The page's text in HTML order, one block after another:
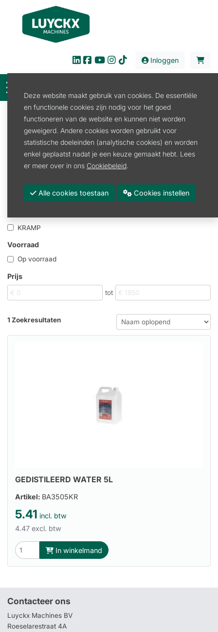
Inloggen
Filter
Verkoop Accu en laders
Accu en laders
Promoties
KRAMP
Voorraad
Op voorraad
Prijs
tot
1 Zoekresultaten
GEDISTILEERD WATER 5L
Artikel: BA3505KR
5.41 incl. btw
4.47 excl. btw
In winkelmand
Contacteer ons
Luyckx Machines BV
Roeselarestraat 4A
Deze website maakt gebruik van cookies. De essentiële
en functionele cookies zijn nodig voor het goed
functioneren van de website en kunnen niet worden
geweigerd. Andere cookies worden gebruikt voor
statistische doeleinden (analytische cookies) en worden
enkel geplaatst nadat je een keuze gemaakt hebt. Lees
er meer over in ons Cookiebeleid.
Alle cookies toestaan Cookies instellen